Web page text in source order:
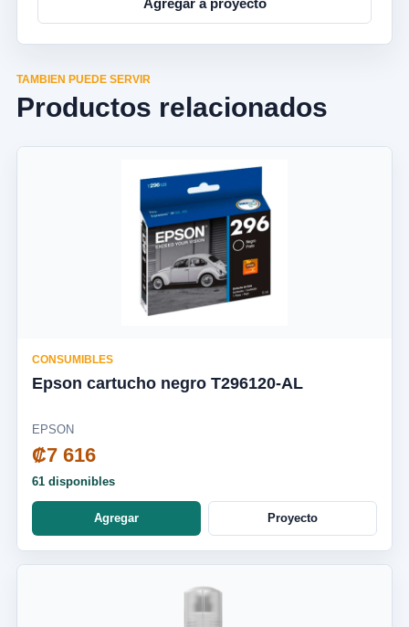
TAMBIEN PUEDE SERVIR
Productos relacionados
CONSUMIBLES
Epson cartucho negro T296120-AL
EPSON
₡7 616
61 disponibles
Agregar Proyecto